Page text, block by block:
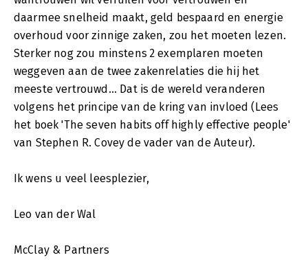
daarmee snelheid maakt, geld bespaard en energie
overhoud voor zinnige zaken, zou het moeten lezen.
Sterker nog zou minstens 2 exemplaren moeten
weggeven aan de twee zakenrelaties die hij het
meeste vertrouwd... Dat is de wereld veranderen
volgens het principe van de kring van invloed (Lees
het boek 'The seven habits off highly effective people'
van Stephen R. Covey de vader van de Auteur).
Ik wens u veel leesplezier,
Leo van der Wal
McClay & Partners